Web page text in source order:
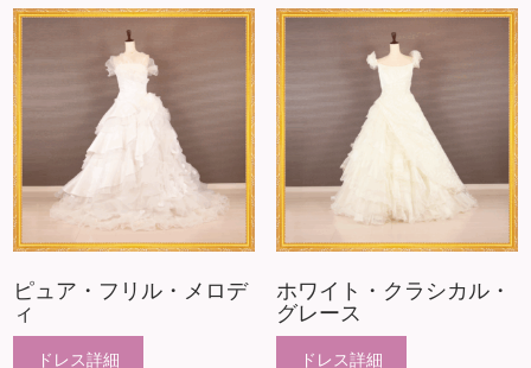
ピュア・フリル・メロデ
ィ
ホワイト・クラシカル・
グレース